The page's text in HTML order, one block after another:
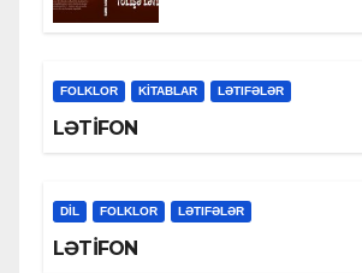
FOLKLOR KİTABLAR LƏTIFƏLƏR
LƏTİFON
DİL FOLKLOR LƏTIFƏLƏR
LƏTİFON